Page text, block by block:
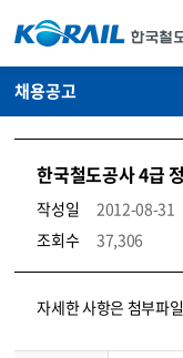
채용공고
한국철도공사 4급
작성일
2012-08-31
조회수
37,306
코레일소개_경영공시_채용공고 상세보기 – 내용, 파일, 담당자 연락처로 구성
자세한 사항은 첨부파